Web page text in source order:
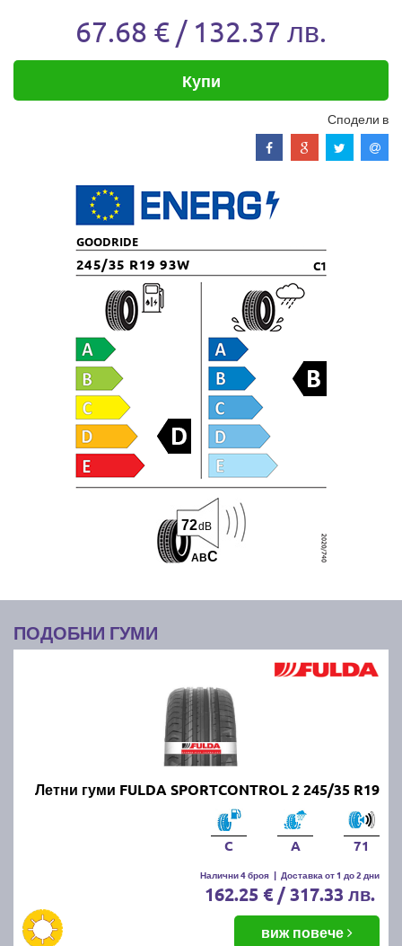
67.68 € / 132.37 лв.
Купи
Сподели в
GOODRIDE
245/35 R19 93W C1
ABC
72dB
ПОДОБНИ ГУМИ
Летни гуми FULDA SPORTCONTROL 2 245/35 R19
C A 71
Налични 4 броя | Доставка от 1 до 2 дни
162.25 € / 317.33 лв.
виж повече